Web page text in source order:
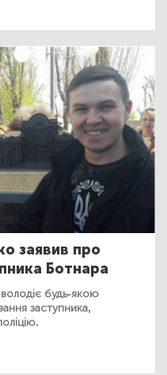
заявив про
Ботнара
будь-якою
заступника,